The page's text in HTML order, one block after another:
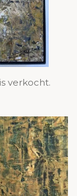
verkocht.